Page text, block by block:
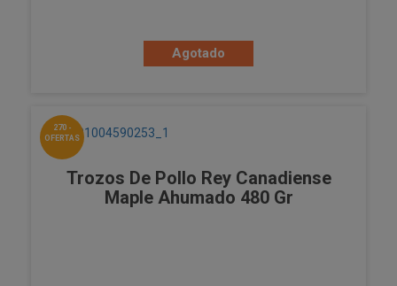
Agotado
270 -
OFERTAS
Trozos De Pollo Rey Canadiense
Maple Ahumado 480 Gr